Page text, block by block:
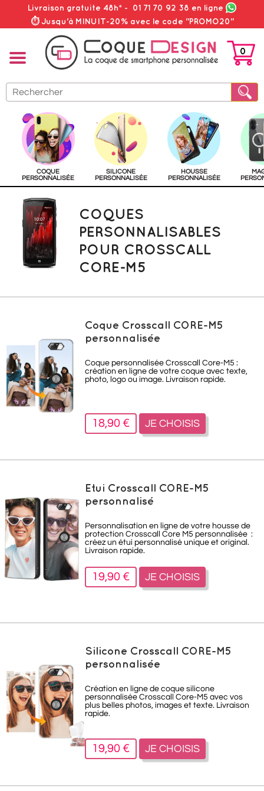
Livraison gratuite 48h* - 01 71 70 92 38 en ligne
⏱ Jusqu'à MINUIT-20% avec le code "PROMO20"
PANIER
0
COQUE
PERSONNALISÉE
SILICONE
PERSONNALISÉE
HOUSSE
PERSONNALISÉE
COQUES
PERSONNALISABLES
POUR CROSSCALL
CORE-M5
Coque Crosscall CORE-M5
personnalisée
Coque personnalisée Crosscall Core-M5 :
création en ligne de votre coque avec texte,
photo, logo ou image. Livraison rapide.
18,90 € JE CHOISIS
Etui Crosscall CORE-M5
personnalisé
Personnalisation en ligne de votre housse de
protection Crosscall Core M5 personnalisée :
créez un étui personnalisé unique et original.
Livraison rapide.
19,90 € JE CHOISIS
Silicone Crosscall CORE-M5
personnalisée
Création en ligne de coque silicone
personnalisée Crosscall Core-M5 avec vos
plus belles photos, images et texte. Livraison
rapide.
19,90 € JE CHOISIS